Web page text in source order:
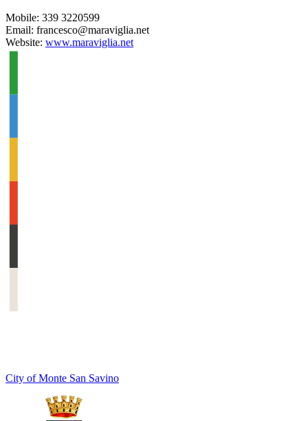
Mobile: 339 3220599
Email: francesco@maraviglia.net
Website: www.maraviglia.net
City of Monte San Savino